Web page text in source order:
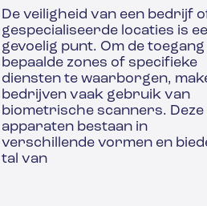
De veiligheid van een bedrijf
gespecialiseerde locaties is
gevoelig punt. Om de
bepaalde zones of specifieke
diensten te waarborgen,
bedrijven vaak gebruik van
biometrische scanners. Deze
apparaten bestaan in
verschillende vormen en
tal van